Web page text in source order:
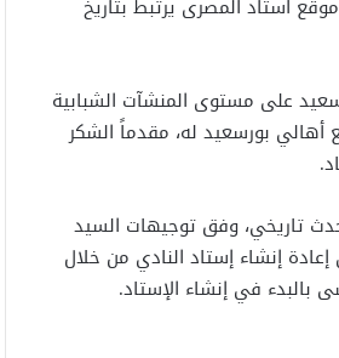
استاد المصرى يرتبط بتاريخ
على مستوى المنشآت الشبابية
أهالي بورسعيد له، مقدماً الشكر
تاريخي، وفق توجيهات السيد
إنشاء إستاد النادي من خلال
بالبدء في إنشاء الإستاد.